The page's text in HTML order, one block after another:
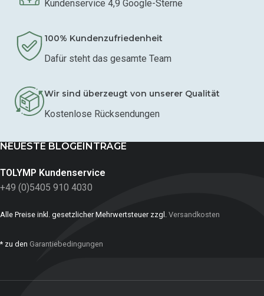
Kundenservice 4,9 Google-Sterne
100% Kundenzufriedenheit
Dafür steht das gesamte Team
Wir sind überzeugt von unserer Qualität
Kostenlose Rücksendungen
NEUESTE BLOGEINTRÄGE
TOLYMP Kundenservice
+49 (0)5405 910 4030
Alle Preise inkl. gesetzlicher Mehrwertsteuer zzgl. Versandkosten
* zu den Garantiebedingungen